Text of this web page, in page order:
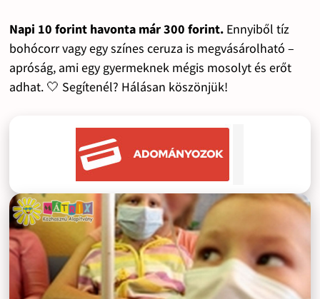
Napi 10 forint havonta már 300 forint.Ennyiből tíz
bohócorr vagy egy színes ceruza is megvásárolható –
apróság, ami egy gyermeknek mégis mosolyt és erőt
adhat. 🤍 Segítenél? Hálásan köszönjük!